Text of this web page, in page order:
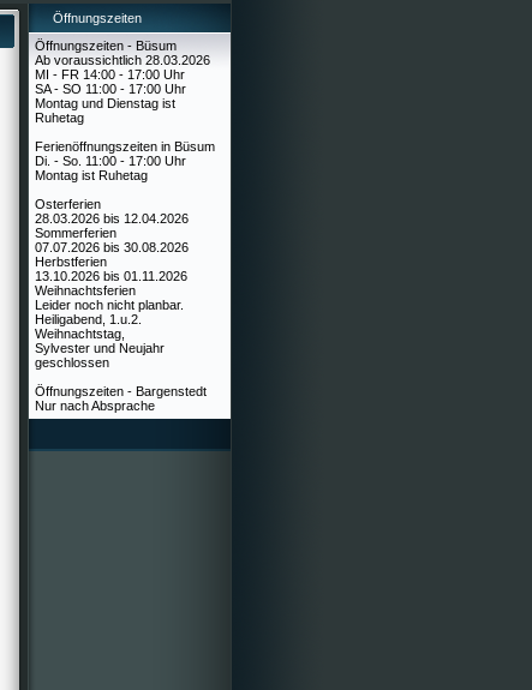
Öffnungszeiten
Öffnungszeiten - Büsum
Ab voraussichtlich 28.03.2026
MI - FR 14:00 - 17:00 Uhr
SA - SO 11:00 - 17:00 Uhr
Montag und Dienstag ist
Ruhetag
Ferienöffnungszeiten in Büsum
Di. - So. 11:00 - 17:00 Uhr
Montag ist Ruhetag
Osterferien
28.03.2026 bis 12.04.2026
Sommerferien
07.07.2026 bis 30.08.2026
Herbstferien
13.10.2026 bis 01.11.2026
Weihnachtsferien
Leider noch nicht planbar.
Heiligabend, 1.u.2.
Weihnachtstag,
Sylvester und Neujahr
geschlossen
Öffnungszeiten - Bargenstedt
Nur nach Absprache